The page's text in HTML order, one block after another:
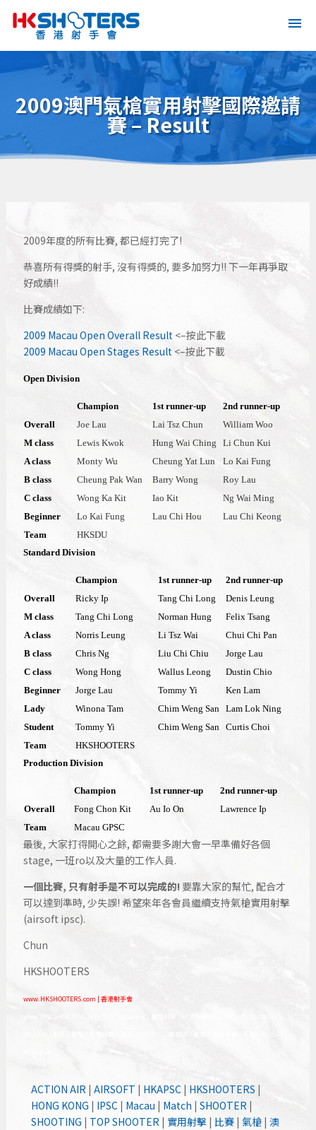
2009澳門氣槍實用射擊國際邀請
賽 – Result
2009年度的所有比賽, 都已經打完了!
恭喜所有得獎的射手, 沒有得獎的, 要多加努力!! 下一年再爭取
好成績!!
比賽成績如下:
2009 Macau Open Overall Result<–按此下載
2009 Macau Open Stages Result<–按此下載
Open Division
Champion 1st runner-up
2nd runner-up
Overall
Joe Lau Lai Tsz Chun
William Woo
M class
Lewis Kwok Hung Wai Ching
Li Chun Kui
A class
Monty Wu Cheung Yat Lun
Lo Kai Fung
B class
Cheung Pak Wan Barry Wong
Roy Lau
C class
Wong Ka Kit Iao Kit
Ng Wai Ming
Beginner
Lo Kai Fung Lau Chi Hou
Lau Chi Keong
Team
HKSDU
Standard Division
Champion 1st runner-up
2nd runner-up
Overall
Ricky Ip Tang Chi Long
Denis Leung
M class
Tang Chi Long Norman Hung
Felix Tsang
A class
Norris Leung Li Tsz Wai
Chui Chi Pan
B class
Chris Ng Liu Chi Chiu
Jorge Lau
C class
Wong Hong Wallus Leong
Dustin Chio
Beginner
Jorge Lau Tommy Yi
Ken Lam
Lady
Winona Tam Chim Weng San
Lam Lok Ning
Student
Tommy Yi Chim Weng San
Curtis Choi
Team
HKSHOOTERS
Production Division
Champion 1st runner-up
2nd runner-up
Overall
Fong Chon Kit Au Io On LawrenceIp
Team
MacauGPSC
最後, 大家打得開心之餘, 都需要多謝大會一早準備好各個
stage, 一班ro以及大量的工作人員.
一個比賽, 只有射手是不可以完成的! 要靠大家的幫忙, 配合才
可以達到準時, 少失誤! 希望來年各會員繼續支持氣槍實用射擊
(airsoft ipsc).
Chun
HKSHOOTERS
www.HKSHOOTERS.com | 香港射手會
ACTION AIR |AIRSOFT | HKAPSC | HKSHOOTERS |
HONG KONG | IPSC | Macau | Match |SHOOTER |
SHOOTING | TOP SHOOTER | 實用射擊 | 比賽 |氣槍 |澳